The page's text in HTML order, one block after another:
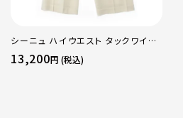
シーニュ ハイウエスト タックワイド
パンツ ボトムス オフホワイト 0
13,200円 (税込)